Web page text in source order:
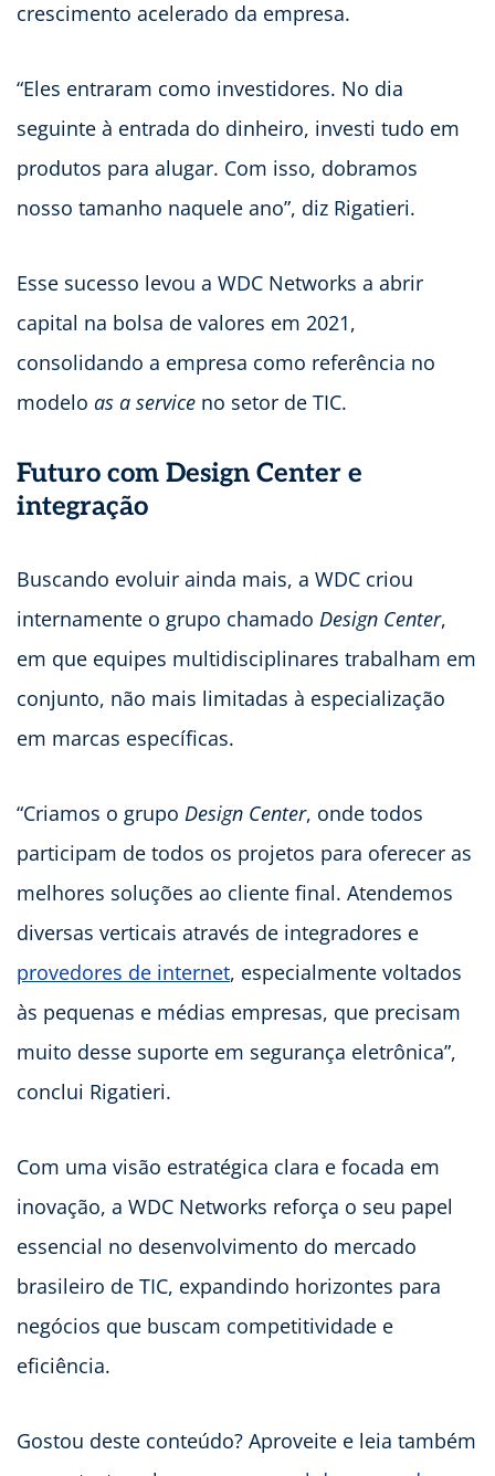
crescimento acelerado da empresa.
“Eles entraram como investidores. No dia
seguinte à entrada do dinheiro, investi tudo em
produtos para alugar. Com isso, dobramos
nosso tamanho naquele ano”, diz Rigatieri.
Esse sucesso levou a WDC Networks a abrir
capital na bolsa de valores em 2021,
consolidando a empresa como referência no
modelo as a service no setor de TIC.
Futuro com Design Center e
integração
Buscando evoluir ainda mais, a WDC criou
internamente o grupo chamado Design Center,
em que equipes multidisciplinares trabalham em
conjunto, não mais limitadas à especialização
em marcas específicas.
“Criamos o grupo Design Center, onde todos
participam de todos os projetos para oferecer as
melhores soluções ao cliente final. Atendemos
diversas verticais através de integradores e
provedores de internet, especialmente voltados
às pequenas e médias empresas, que precisam
muito desse suporte em segurança eletrônica”,
conclui Rigatieri.
Com uma visão estratégica clara e focada em
inovação, a WDC Networks reforça o seu papel
essencial no desenvolvimento do mercado
brasileiro de TIC, expandindo horizontes para
negócios que buscam competitividade e
eficiência.
Gostou deste conteúdo? Aproveite e leia também